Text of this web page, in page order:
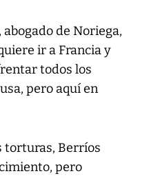
de Noriega,
ir a Francia y
todos los
pero aquí en
torturas, Berríos
pero